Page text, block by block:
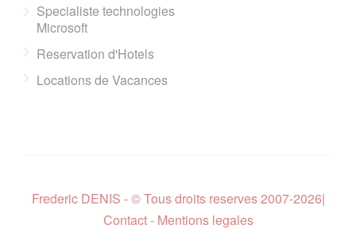
Specialiste technologies
Microsoft
Reservation d'Hotels
Locations de Vacances
Frederic DENIS - © Tous droits reserves 2007-2026|
Contact - Mentions legales